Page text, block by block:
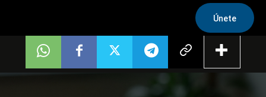
Únete